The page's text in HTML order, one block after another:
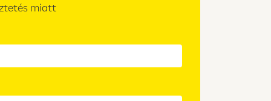
miatt